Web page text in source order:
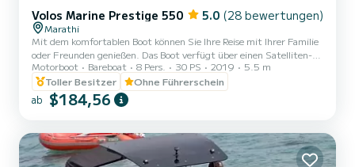
Volos Marine Prestige 550 5.0 (28 bewertungen)
Marathi
Mit dem komfortablen Boot können Sie Ihre Reise mit Ihrer Familie
oder Freunden genießen. Das Boot verfügt über einen Satelliten-
Tracker, sodass wir Sie orten und sofort kommen können, wenn Sie
uns brauchen. Es hat auch einen Kraftstoffzähler, sodass Sie
wissen, wie viel Kraftstoff Sie verbrauchen, und Ihre
Kraftstoffkosten kontrollieren können. Wenn Sie das Boot nicht
tägliche Reise dauert 7 Stunden. Das Boot ist
haftpflichtversichert. F...
Motorboot Bareboat 8 Pers. 30 PS 2019
5.5 m
Toller Besitzer
Ohne Führerschein
ab $184,56